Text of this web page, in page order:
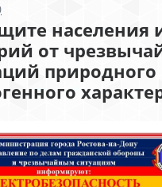
населения
от
природного